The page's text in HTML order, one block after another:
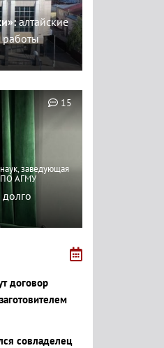
алтайские
работы
заведующая
АГМУ
15
договор
совладелец